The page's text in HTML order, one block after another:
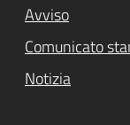
Avviso
Comunicato
Notizia